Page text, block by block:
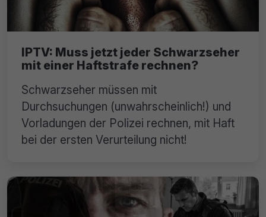
IPTV: Muss jetzt jeder Schwarzseher
mit einer Haftstrafe rechnen?
Schwarzseher müssen mit
Durchsuchungen (unwahrscheinlich!) und
Vorladungen der Polizei rechnen, mit Haft
bei der ersten Verurteilung nicht!